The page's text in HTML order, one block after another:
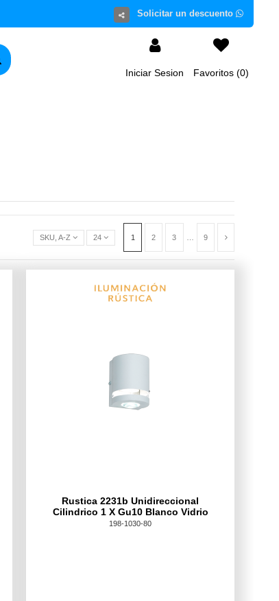
Iniciar Sesion Favoritos (0)
Rustica 2231b Unidireccional
Cilindrico 1 X Gu10 Blanco Vidrio
198-1030-80